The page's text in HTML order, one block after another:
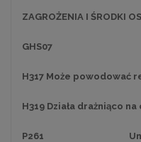
ZAGROŻENIA I ŚRODKI
GHS07
H317 Może powodować
H319 Działa drażniąco na
P261